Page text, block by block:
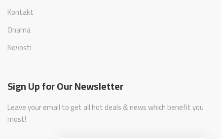
Kontakt
Onama
Novosti
Sign Up for Our Newsletter
Leave your email to get all hot deals & news which benefit you
most!